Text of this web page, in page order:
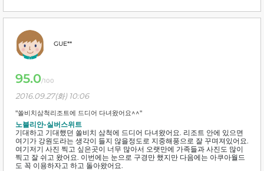
GUE**
95.0/100
2016.09.27(화) 10:06
"쏠비치삼척리조트에 드디어 다녀왔어요^^"
노블리안-실버스위트
기대하고 기대했던 쏠비치 삼척에 드디어 다녀왔어요. 리조트 안에 있으면
여기가 강원도라는 생각이 들지 않을정도로 지중해풍으로 잘 꾸며져있어요.
여기저기 사진 찍고 싶은곳이 너무 많아서 오랫만에 가족들과 사진도 많이
찍고 잘 쉬고 왔어요. 이번에는 눈으로 구경만 했지만 다음에는 아쿠아월드
도 꼭 이용하자고 하고 돌아왔어요.